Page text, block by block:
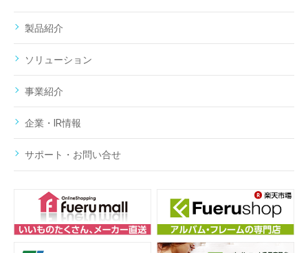
製品紹介
ソリューション
事業紹介
企業・IR情報
サポート・お問い合せ